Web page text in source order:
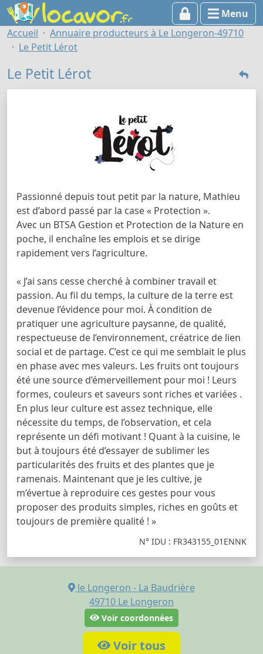
Menu
Accueil
Annuaire producteurs à Le Longeron-49710
Le Petit Lérot
Le Petit Lérot
Passionné depuis tout petit par la nature, Mathieu
est d’abord passé par la case « Protection ».
Avec un BTSA Gestion et Protection de la Nature en
poche, il enchaîne les emplois et se dirige
rapidement vers l’agriculture.
« J’ai sans cesse cherché à combiner travail et
passion. Au fil du temps, la culture de la terre est
devenue l’évidence pour moi. À condition de
pratiquer une agriculture paysanne, de qualité,
respectueuse de l’environnement, créatrice de lien
social et de partage. C’est ce qui me semblait le plus
en phase avec mes valeurs. Les fruits ont toujours
été une source d’émerveillement pour moi ! Leurs
formes, couleurs et saveurs sont riches et variées .
En plus leur culture est assez technique, elle
nécessite du temps, de l’observation, et cela
représente un défi motivant ! Quant à la cuisine, le
but à toujours été d’essayer de sublimer les
particularités des fruits et des plantes que je
ramenais. Maintenant que je les cultive, je
m’évertue à reproduire ces gestes pour vous
proposer des produits simples, riches en goûts et
toujours de première qualité ! »
N° IDU : FR343155_01ENNK
le Longeron - La Baudrière
49710 Le Longeron
Voir coordonnées
Voir tous